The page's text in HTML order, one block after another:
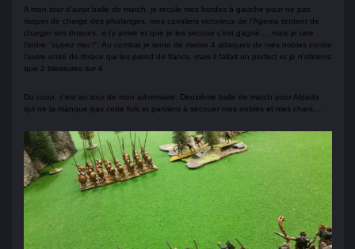
A mon tour d'avoir balle de match, je recule mes hordes à gauche pour ne pas
risquer de charge des phalanges. mes cavaliers victorieux de l'Agema tentent de
charger ses thraces, si j'y arrive et que je les secoue c'est gagné.... mais je rate
l'ordre "suivez moi !". Au combat je tente de mettre 4 attaques de mes nobles contre
l'autre unité de thrace qui les prend de flancs, mais il fallait un perfect et je n'obtiens
que 2 blessures sur 4.
Du coup, c'est au tour de mon adversaire. Deuxième balle de match pour Aldada
qui ne la manque pas cette fois et parvient à secouer mes nobles et mes chars....